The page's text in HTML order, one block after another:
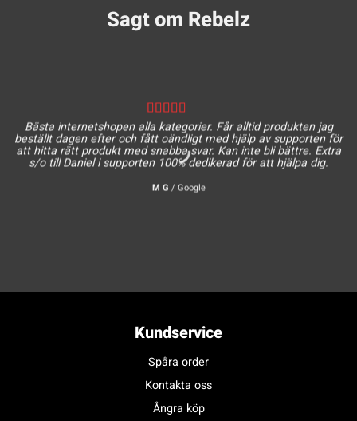
Sagt om Rebelz
Bästa internetshopen alla kategorier. Får alltid produkten jag
beställt dagen efter och fått oändligt med hjälp av supporten för
att hitta rätt produkt med snabba svar. Kan inte bli bättre. Extra
s/o till Daniel i supporten 100% dedikerad för att hjälpa dig.
M G / Google
Kundservice
Spåra order
Kontakta oss
Ångra köp